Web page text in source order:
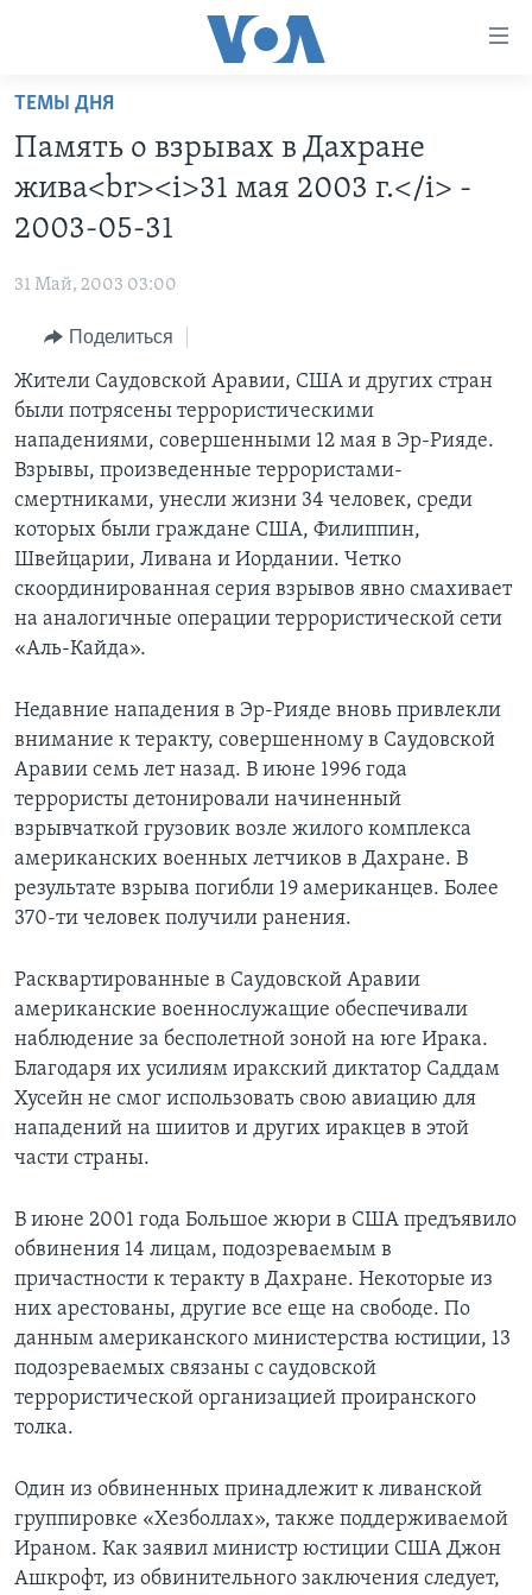
Перейти
основной
контент
Перейти
основной
Перейти
поиск
ПРОГРАММЫ
ИТОГИ
ПОЧЕМУ ЭТО ВАЖНО?
ДИСКУССИЯ VOA
ДЕТАЛИ
НЬЮ-ЙОРК NEW YORK
АМЕРИКА. БОЛЬШОЕ ПУТЕШЕСТВИЕ
ПРОЕКТЫ
НАША АМЕРИКАНСКАЯ ИСТОРИЯ
А КАК В АМЕРИКЕ?
АРТЕФАКТЫ
АМЕРИКАНСКИЕ ГОРОДКИ
ТЕСТЫ
ИНТЕРВЬЮ
ФАКТЫ ПРОТИВ ФЕЙКОВ
ЗА СВОБОДУ ПРЕССЫ
УЧИМ АНГЛИЙСКИЙ
ВИДЕО
ПОДПИСКА НА НОВОСТИ
Learning English
СОЦИАЛЬНЫЕ СЕТИ
Языки
ТЕМЫ ДНЯ
Память о взрывах в Дахране
жива<br><i>31 мая 2003 г.</i> -
2003-05-31
31 Май, 2003 03:00
Поделиться
Жители Саудовской Аравии, США и других стран
были потрясены террористическими
нападениями, совершенными 12 мая в Эр-Рияде.
Взрывы, произведенные террористами-
смертниками, унесли жизни 34 человек, среди
которых были граждане США, Филиппин,
Швейцарии, Ливана и Иордании. Четко
скоординированная серия взрывов явно смахивает
на аналогичные операции террористической сети
«Аль-Кайда».
Недавние нападения в Эр-Рияде вновь привлекли
внимание к теракту, совершенному в Саудовской
Аравии семь лет назад. В июне 1996 года
террористы детонировали начиненный
взрывчаткой грузовик возле жилого комплекса
американских военных летчиков в Дахране. В
результате взрыва погибли 19 американцев. Более
370-ти человек получили ранения.
Расквартированные в Саудовской Аравии
американские военнослужащие обеспечивали
наблюдение за бесполетной зоной на юге Ирака.
Благодаря их усилиям иракский диктатор Саддам
Хусейн не смог использовать свою авиацию для
нападений на шиитов и других иракцев в этой
части страны.
В июне 2001 года Большое жюри в США предъявило
обвинения 14 лицам, подозреваемым в
причастности к теракту в Дахране. Некоторые из
них арестованы, другие все еще на свободе. По
данным американского министерства юстиции, 13
подозреваемых связаны с саудовской
террористической организацией проиранского
толка.
Один из обвиненных принадлежит к ливанской
группировке «Хезболлах», также поддерживаемой
Ираном. Как заявил министр юстиции США Джон
Ашкрофт, из обвинительного заключения следует,